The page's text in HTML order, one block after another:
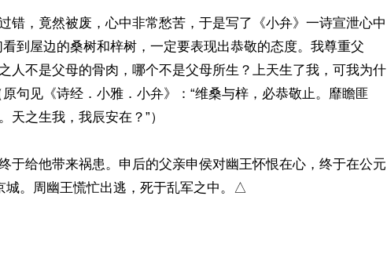
错，竟然被废，心中非常愁苦，于是写了《小弁》一诗宣泄心中
到屋边的桑树和梓树，一定要表现出恭敬的态度。我尊重父
人不是父母的骨肉，哪个不是父母所生？上天生了我，可我为什
句见《诗经．小雅．小弁》：“维桑与梓，必恭敬止。靡瞻匪
天之生我，我辰安在？”）
于给他带来祸患。申后的父亲申侯对幽王怀恨在心，终于在公元
城。周幽王慌忙出逃，死于乱军之中。△